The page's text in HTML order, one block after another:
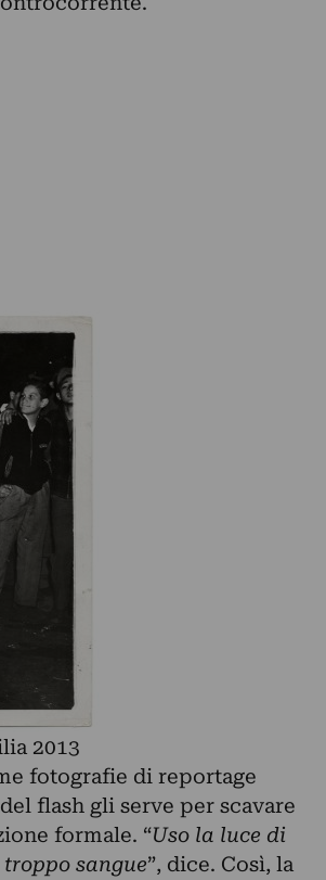
2013
fotografie di reportage
flash gli serve per scavare
formale. “Uso la luce di
sangue”, dice. Così, la